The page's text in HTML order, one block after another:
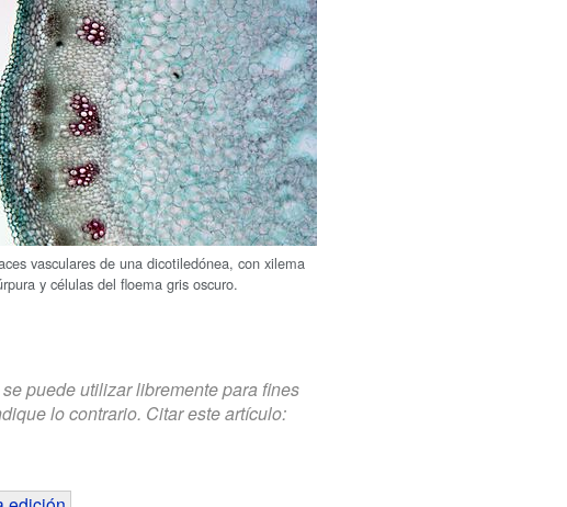
vasculares de una dicotiledónea, con xilema
y células del floema gris oscuro.
puede utilizar libremente para fines
lo contrario. Citar este artículo: